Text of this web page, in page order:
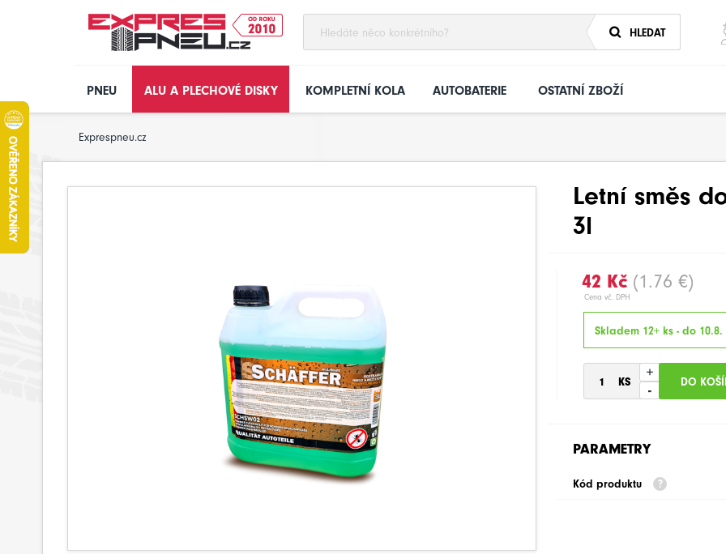
HLEDAT
PNEU ALU A PLECHOVÉ DISKY KOMPLETNÍ KOLA AUTOBATERIE OSTATNÍ ZBOŽÍ
Exprespneu.cz
Letní směs
3l
42 Kč (1.76 €)
Cena vč. DPH
Skladem 12+ ks - do 10.8.
+
-
PARAMETRY
Kód produktu